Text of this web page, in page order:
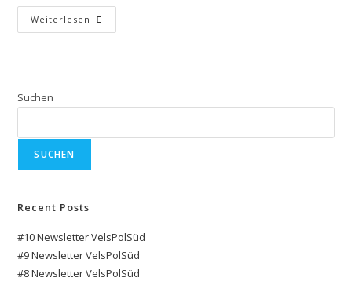
Weiterlesen
Suchen
SUCHEN
Recent Posts
#10 Newsletter VelsPolSüd
#9 Newsletter VelsPolSüd
#8 Newsletter VelsPolSüd